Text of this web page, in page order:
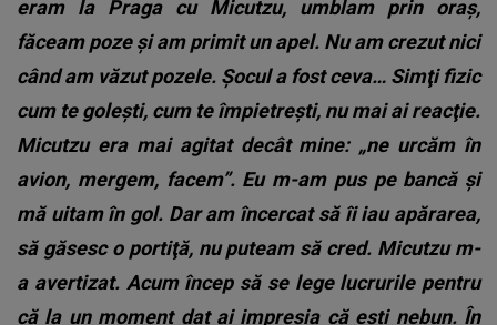
eram la Praga cu Micutzu, umblam prin oraş,
făceam poze şi am primit un apel. Nu am crezut nici
când am văzut pozele. Şocul a fost ceva… Simţi fizic
cum te goleşti, cum te împietreşti, nu mai ai reacţie.
Micutzu era mai agitat decât mine: „ne urcăm în
avion, mergem, facem”. Eu m-am pus pe bancă şi
mă uitam în gol. Dar am încercat să îi iau apărarea,
să găsesc o portiţă, nu puteam să cred. Micutzu m-
a avertizat. Acum încep să se lege lucrurile pentru
că la un moment dat ai impresia că ești nebun. În